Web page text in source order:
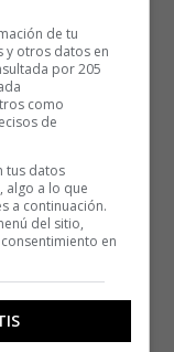
de tu
y otros datos en
por 205
como
de
tus datos
algo a lo que
a continuación.
del sitio,
en